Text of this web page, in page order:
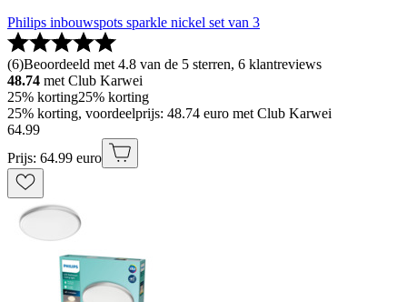
Philips inbouwspots sparkle nickel set van 3
(6)Beoordeeld met 4.8 van de 5 sterren, 6 klantreviews
48.74 met Club Karwei
25% korting25% korting
25% korting, voordeelprijs: 48.74 euro met Club Karwei
64.99
Prijs: 64.99 euro